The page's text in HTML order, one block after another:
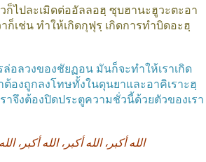
ก็ไปละเมิดต่ออัลลอฮฺ ซุบฮานะฮูวะตะอา
ก็เช่นทำให้เกิดกุฟุรฺ เกิดการทำบิดอะฮฺ
ล่อลวงของชัยฏอน มันก็จะทำให้เราเกิด
ต้องถูกลงโทษทั้งในดุนยาและอาคิเราะฮฺ
ราจึงต้องปิดประตูความชั่วนี้ด้วยตัวของเรา
الله أكبر، الله أكبر، الله أكبر، الله